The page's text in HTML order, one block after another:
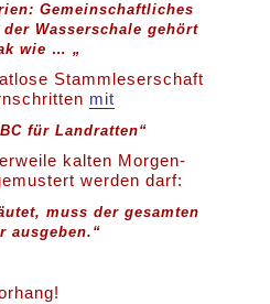
Gemeinschaftliches
Wasserschale gehört
wie … „
Stammleserschaft
mit
für Landratten“
kalten Morgen-
werden darf:
muss der gesamten
ausgeben.“